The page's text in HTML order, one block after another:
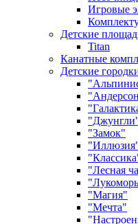
Игровые
Детские
Titan
Канатные
Детские
"Замок"
"Лесная
"Магия"
"Мечта"